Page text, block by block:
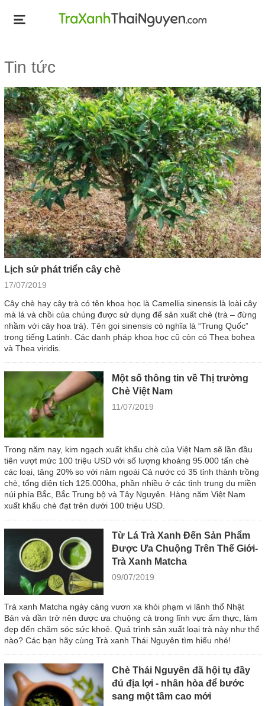
Tin tức
Lịch sử phát triển cây chè
17/07/2019
Cây chè hay cây trà có tên khoa học là Camellia sinensis là loài cây
mà lá và chồi của chúng được sử dụng để sản xuất chè (trà – đừng
nhầm với cây hoa trà). Tên gọi sinensis có nghĩa là “Trung Quốc”
trong tiếng Latinh. Các danh pháp khoa học cũ còn có Thea bohea
và Thea viridis.
Một số thông tin về Thị trường
Chè Việt Nam
11/07/2019
Trong năm nay, kim ngạch xuất khẩu chè của Việt Nam sẽ lần đầu
tiên vượt mức 100 triệu USD với số lượng khoảng 95.000 tấn chè
các loại, tăng 20% so với năm ngoái Cả nước có 35 tỉnh thành trồng
chè, tổng diện tích 125.000ha, phần nhiều ở các tỉnh trung du miền
núi phía Bắc, Bắc Trung bộ và Tây Nguyên. Hàng năm Việt Nam
xuất khẩu chè đạt trên dưới 100 triệu USD.
Từ Lá Trà Xanh Đến Sản Phẩm
Được Ưa Chuộng Trên Thế Giới-
Trà Xanh Matcha
09/07/2019
Trà xanh Matcha ngày càng vươn xa khỏi phạm vi lãnh thổ Nhật
Bản và dần trở nên được ưa chuộng cả trong lĩnh vực ẩm thực, làm
đẹp đến chăm sóc sức khoẻ. Quá trình sản xuất loại trà này như thế
nào? Các bạn hãy cùng Trà xanh Thái Nguyên tìm hiểu nhé!
Chè Thái Nguyên đã hội tụ đầy
đủ địa lợi - nhân hòa để bước
sang một tầm cao mới